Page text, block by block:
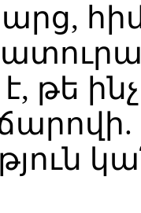
է, թե